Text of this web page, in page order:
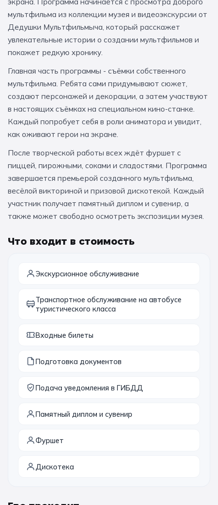
За кулисами театров
Усадьбы и заповедники Экологические
Квесты Мастер-классы
🎓 ПО КЛАССАМ
Все классы
Дошкольники
Начальные классы
5 класс 6 класс
7 класс 8 класс
9 класс 10 класс
География Ещё 7
Москва
Подмосковье
Великий Новгород
Рязань Мурманск Волгоград
мультфильма из коллекции музея и видеоэкскурсии от
Дедушки Мультфильмыча, который расскажет
увлекательные истории о создании мультфильмов и
покажет редкую хронику.
Главная часть программы - съёмки собственного
мультфильма. Ребята сами придумывают сюжет,
создают персонажей и декорации, а затем участвуют
в настоящих съёмках на специальном кино-станке.
Каждый попробует себя в роли аниматора и увидит,
как оживают герои на экране.
После творческой работы всех ждёт фуршет с
пиццей, пирожными, соками и сладостями. Программа
завершается премьерой созданного мультфильма,
весёлой викториной и призовой дискотекой. Каждый
участник получает памятный диплом и сувенир, а
также может свободно осмотреть экспозиции музея.
Что входит в стоимость
Экскурсионное обслуживание
Транспортное обслуживание на автобусе
туристического класса
Входные билеты
Подготовка документов
Подача уведомления в ГИБДД
Памятный диплом и сувенир
Фуршет
Дискотека